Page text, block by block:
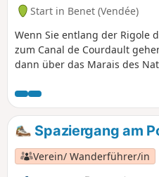
Start in Benet (Vendée)
Wenn Sie entlang der Rigole
zum Canal de Courdault
dann über das Marais des
einige Nutrias, Purpurreiher
Kiebitze und vielleicht sogar
zwei Rehe beobachten.
Spaziergang am
Verein/ Wanderführer/in